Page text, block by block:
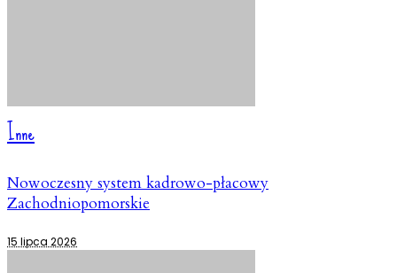
Inne
Nowoczesny system kadrowo-płacowy
Zachodniopomorskie
15 lipca 2026